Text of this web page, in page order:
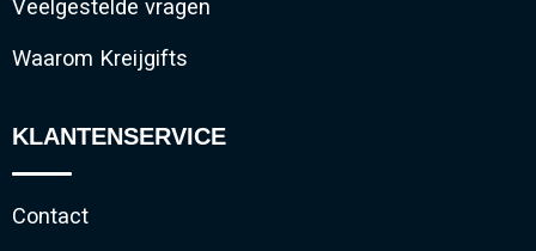
Veelgestelde vragen
Waarom Kreijgifts
KLANTENSERVICE
Contact